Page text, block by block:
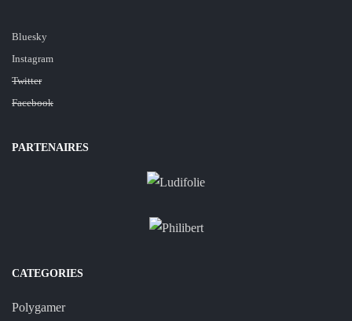
Bluesky
Instagram
Twitter
Facebook
PARTENAIRES
CATEGORIES
Polygamer